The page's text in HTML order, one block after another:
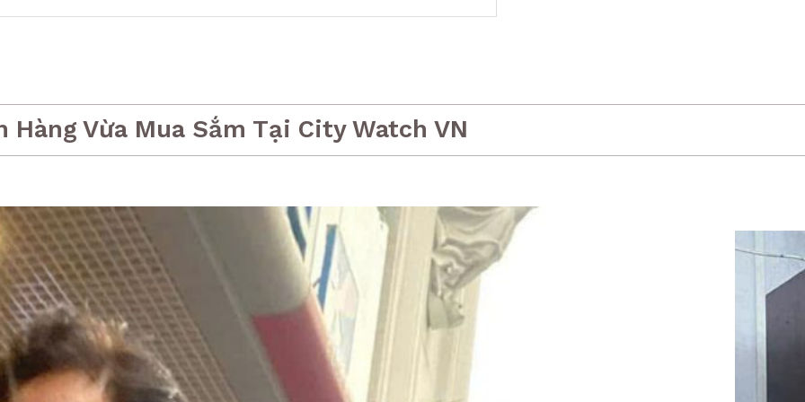
Hàng Vừa Mua Sắm Tại City Watch VN